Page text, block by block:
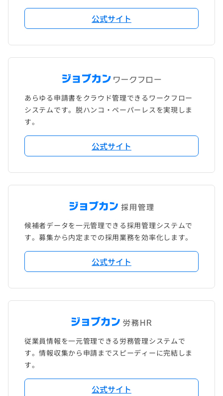
公式サイト
あらゆる申請書をクラウド管理できるワークフロー
システムです。脱ハンコ・ペーパーレスを実現しま
す。
公式サイト
候補者データを一元管理できる採用管理システムで
す。募集から内定までの採用業務を効率化します。
公式サイト
従業員情報を一元管理できる労務管理システムで
す。情報収集から申請までスピーディーに完結しま
す。
公式サイト